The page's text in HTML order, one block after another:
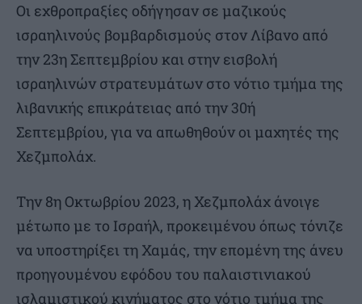
Οι εχθροπραξίες οδήγησαν σε μαζικούς
ισραηλινούς βομβαρδισμούς στον Λίβανο από
την 23η Σεπτεμβρίου και στην εισβολή
ισραηλινών στρατευμάτων στο νότιο τμήμα της
λιβανικής επικράτειας από την 30ή
Σεπτεμβρίου, για να απωθηθούν οι μαχητές της
Χεζμπολάχ.
Την 8η Οκτωβρίου 2023, η Χεζμπολάχ άνοιγε
μέτωπο με το Ισραήλ, προκειμένου όπως τόνιζε
να υποστηρίξει τη Χαμάς, την επομένη της άνευ
προηγουμένου εφόδου του παλαιστινιακού
ισλαμιστικού κινήματος στο νότιο τμήμα της